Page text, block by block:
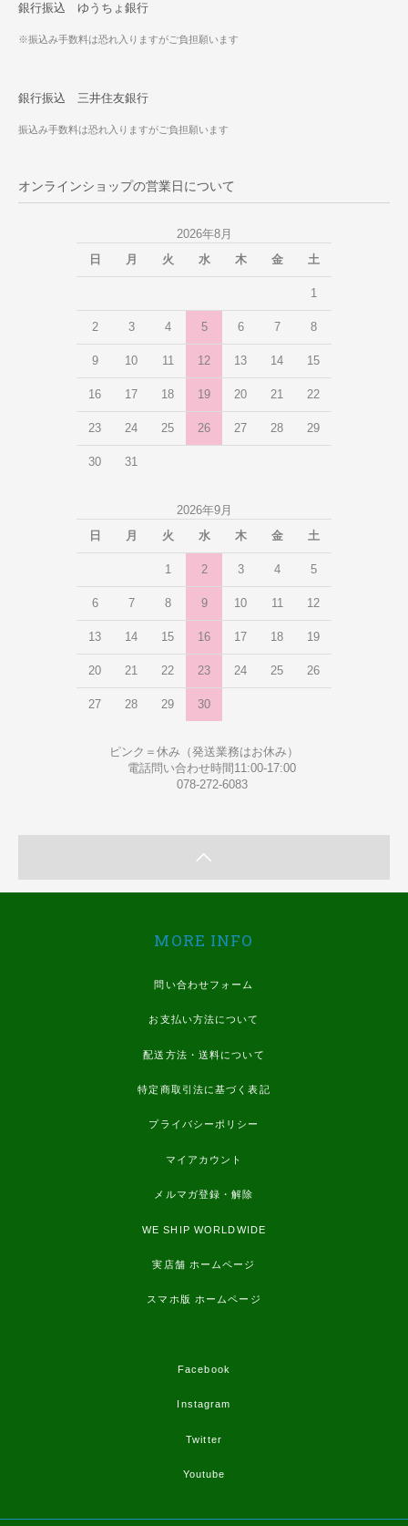
銀行振込 ゆうちょ銀行
※振込み手数料は恐れ入りますがご負担願います
銀行振込 三井住友銀行
振込み手数料は恐れ入りますがご負担願います
オンラインショップの営業日について
2026年8月
日
月 火 水 木 金 土
1
2 3 4 5 6 7 8
9 10 11 12 13 14 15
16 17 18 19 20 21 22
23 24 25 26 27 28 29
30 31
2026年9月
日
月 火 水 木 金 土
1 2 3 4 5
6 7 8 9 10 11 12
13 14 15 16 17 18 19
20 21 22 23 24 25 26
27 28 29 30
ピンク＝休み（発送業務はお休み）
電話問い合わせ時間11:00-17:00
078-272-6083
MORE INFO
問い合わせフォーム
お支払い方法について
配送方法・送料について
特定商取引法に基づく表記
プライバシーポリシー
マイアカウント
メルマガ登録・解除
WE SHIP WORLDWIDE
実店舗 ホームページ
スマホ版 ホームページ
Facebook
Instagram
Twitter
Youtube